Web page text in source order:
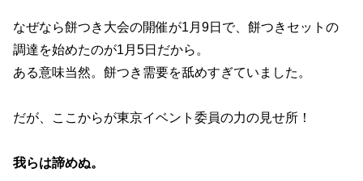
なぜなら餅つき大会の開催が1月9日で、餅つきセットの
調達を始めたのが1月5日だから。
ある意味当然。餅つき需要を舐めすぎていました。
だが、ここからが東京イベント委員の力の見せ所！
我らは諦めぬ。